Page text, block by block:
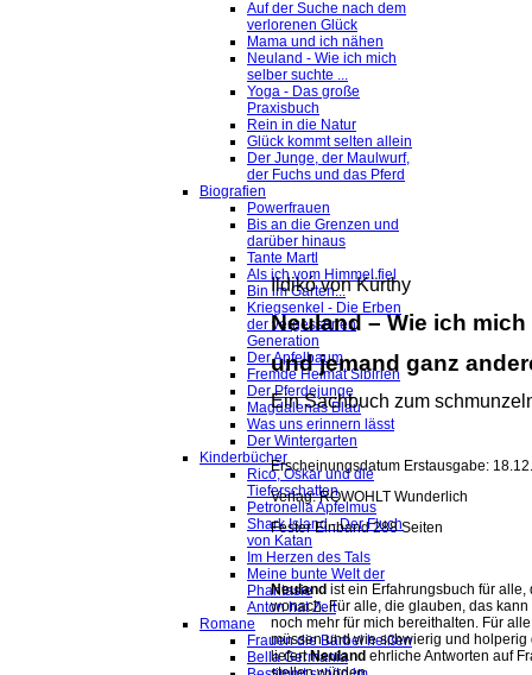
Auf der Suche nach dem
verlorenen Glück
Mama und ich nähen
Neuland - Wie ich mich
selber suchte ...
Yoga - Das große
Praxisbuch
Rein in die Natur
Glück kommt selten allein
Der Junge, der Maulwurf,
der Fuchs und das Pferd
Biografien
Powerfrauen
Bis an die Grenzen und
darüber hinaus
Tante Martl
Als ich vom Himmel fiel
Bin im Garten...
Kriegsenkel - Die Erben
der vergessenen
Generation
Der Apfelbaum
Fremde Heimat Sibirien
Der Pferdejunge
Magdalenas Blau
Was uns erinnern lässt
Der Wintergarten
Kinderbücher
Rico, Oskar und die
Tieferschatten
Petronella Apfelmus
Shark Island - Der Fluch
von Katan
Im Herzen des Tals
Meine bunte Welt der
Phantasie
Anton hat Zeit
Romane
Frauen die Bärbel heißen
Bella Germania
Ildikó von Kürthy
Neuland – Wie ich
und jemand ganz
Ein Sachbuch zum
Erscheinungsdatum Erstausgabe:
Verlag: ROWOHLT Wunderlich
Fester Einband 288 Seiten
Neuland ist ein Erfahrungsbuch für
wonach. Für alle, die glauben, das
noch mehr für mich bereithalten. Für
müssen und wie schwierig und
liefertNeuland ehrliche Antworten auf